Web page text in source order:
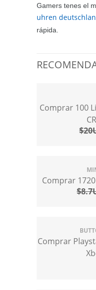
Gamers tenes el
uhren
rápida.
Comprar 100
Comprar
Comprar